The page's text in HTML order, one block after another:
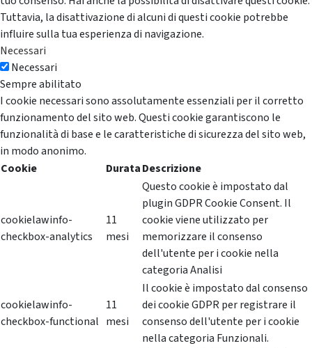
Tuttavia, la disattivazione di alcuni di questi cookie potrebbe
influire sulla tua esperienza di navigazione.
Necessari
Necessari
Sempre abilitato
I cookie necessari sono assolutamente essenziali per il corretto
funzionamento del sito web. Questi cookie garantiscono le
funzionalità di base e le caratteristiche di sicurezza del sito web,
in modo anonimo.
Cookie
DurataDescrizione
cookielawinfo-
checkbox-analytics
11
mesi
Questo cookie è impostato dal
plugin GDPR Cookie Consent. Il
cookie viene utilizzato per
memorizzare il consenso
dell'utente per i cookie nella
categoria Analisi
cookielawinfo-
checkbox-functional
11
mesi
Il cookie è impostato dal consenso
dei cookie GDPR per registrare il
consenso dell'utente per i cookie
nella categoria Funzionali.